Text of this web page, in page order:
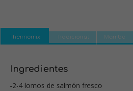
Thermomix Tradicional Mambo
Ingredientes
-2-4 lomos de salmón fresco